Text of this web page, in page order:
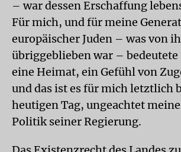
– war dessen Erschaffung
Für mich, und für meine
europäischer Juden – was von
übriggeblieben war – bedeutete
eine Heimat, ein Gefühl von
und das ist es für mich letztlich
heutigen Tag, ungeachtet
Politik seiner Regierung.